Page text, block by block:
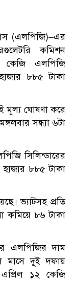
(এলপিজি)–এর
কমিশন
এলপিজি
৮৮৫ টাকা
মূল্য ঘোষণা করে
সন্ধ্যা ৬টা
সিলিন্ডারের
৮৮৫ টাকা
ভ্যাটসহ প্রতি
কমিয়ে ৮৬ টাকা
এলপিজির দাম
মাসে দুই দফায়
১২ কেজি